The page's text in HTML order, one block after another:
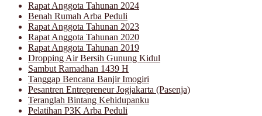
Rapat Anggota Tahunan 2024
Benah Rumah Arba Peduli
Rapat Anggota Tahunan 2023
Rapat Anggota Tahunan 2020
Rapat Anggota Tahunan 2019
Dropping Air Bersih Gunung Kidul
Sambut Ramadhan 1439 H
Tanggap Bencana Banjir Imogiri
Pesantren Entrepreneur Jogjakarta (Pasenja)
Teranglah Bintang Kehidupanku
Pelatihan P3K Arba Peduli